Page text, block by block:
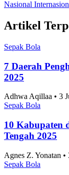
2026, Vietnam